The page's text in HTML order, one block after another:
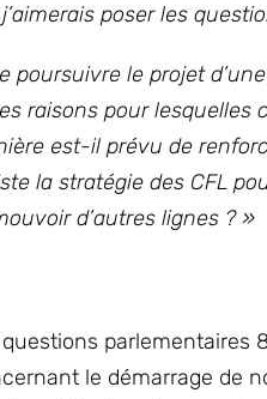
poser les
poursuivre le projet
raisons pour
est-il prévu de
la stratégie des CFL
d’autres lignes ? »
parlementaires
le démarrage de